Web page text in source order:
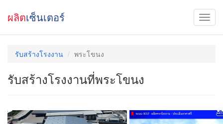
ผลิตเซ็นเตอร์
รับสร้างโรงงาน พระโขนง
รับสร้างโรงงานที่พระโขนง